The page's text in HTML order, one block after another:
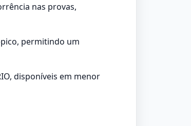
nas provas,
permitindo um
disponíveis em menor